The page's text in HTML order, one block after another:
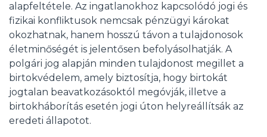
alapfeltétele. Az ingatlanokhoz kapcsolódó jogi és
fizikai konfliktusok nemcsak pénzügyi károkat
okozhatnak, hanem hosszú távon a tulajdonosok
életminőségét is jelentősen befolyásolhatják. A
polgári jog alapján minden tulajdonost megillet a
birtokvédelem, amely biztosítja, hogy birtokát
jogtalan beavatkozásoktól megóvják, illetve a
birtokháborítás esetén jogi úton helyreállítsák az
eredeti állapotot.